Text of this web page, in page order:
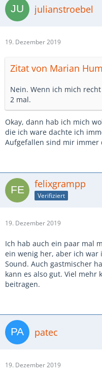
julianstroebel
19. Dezember 2019
Zitat von Marian
Nein. Wenn ich mich
2 mal.
Okay, dann hab ich mich
die ich ware dachte ich
Aufgefallen sind mir immer
felixgrampp
Verifiziert
19. Dezember 2019
Ich hab auch ein paar mal
ein wenig her, aber ich
Sound. Auch gastmischer
kann es also gut. Viel mehr
beitragen.
patec
19. Dezember 2019